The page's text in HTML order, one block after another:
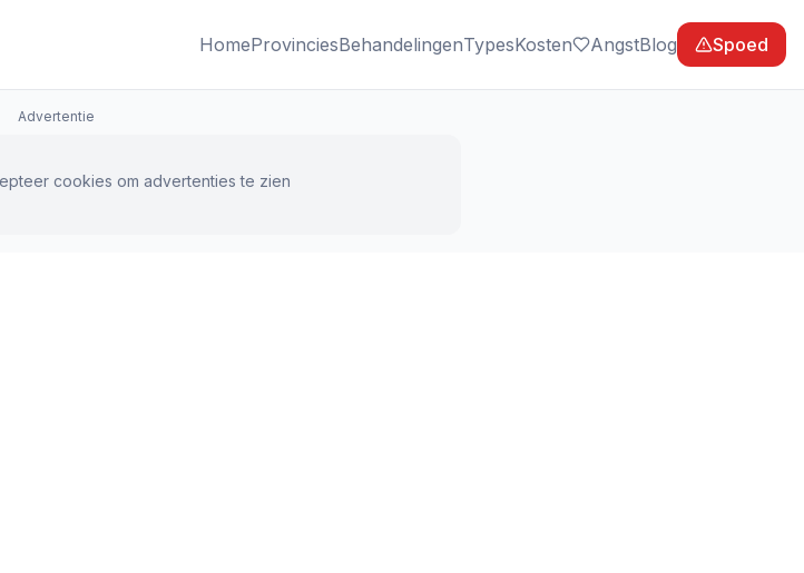
HomeProvinciesBehandelingenTypesKosten AngstBlog Spoed
Advertentie
cookies om advertenties te zien